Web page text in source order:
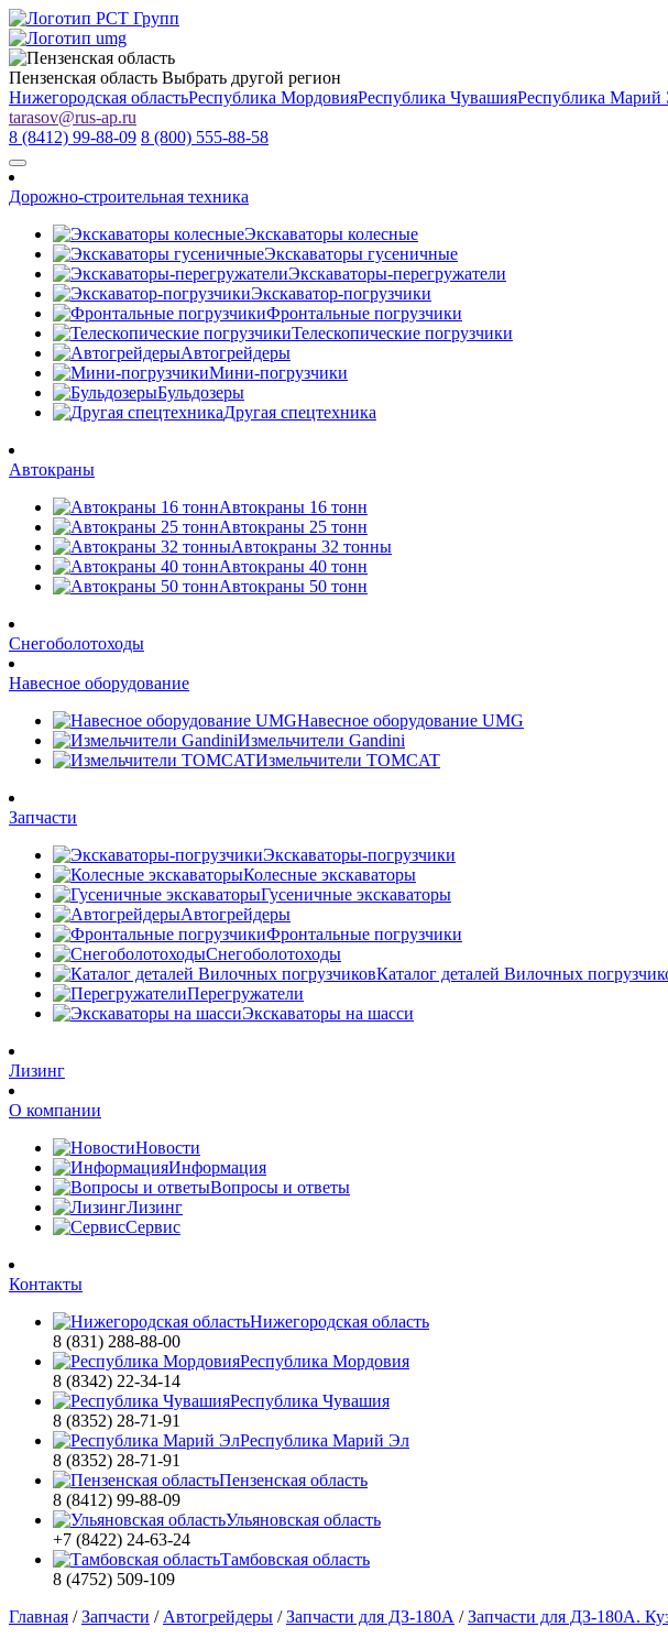
Пензенская область Выбрать другой регион
Нижегородская областьРеспублика МордовияРеспублика ЧувашияРеспублика Марий
tarasov@rus-ap.ru
8 (8412) 99-88-09 8 (800) 555-88-58
Дорожно-строительная техника
Экскаваторы колесные
Экскаваторы гусеничные
Экскаваторы-перегружатели
Экскаватор-погрузчики
Фронтальные погрузчики
Телескопические погрузчики
Автогрейдеры
Мини-погрузчики
Бульдозеры
Другая спецтехника
Автокраны
Автокраны 16 тонн
Автокраны 25 тонн
Автокраны 32 тонны
Автокраны 40 тонн
Автокраны 50 тонн
Снегоболотоходы
Навесное оборудование
Навесное оборудование UMG
Измельчители Gandini
Измельчители TOMCAT
Запчасти
Экскаваторы-погрузчики
Колесные экскаваторы
Гусеничные экскаваторы
Автогрейдеры
Фронтальные погрузчики
Снегоболотоходы
Каталог деталей Вилочных
Перегружатели
Экскаваторы на шасси
Лизинг
О компании
Новости
Информация
Вопросы и ответы
Лизинг
Сервис
Контакты
Нижегородская область
8 (831) 288-88-00
Республика Мордовия
8 (8342) 22-34-14
Республика Чувашия
8 (8352) 28-71-91
Республика Марий Эл
8 (8352) 28-71-91
Пензенская область
8 (8412) 99-88-09
Ульяновская область
+7 (8422) 24-63-24
Тамбовская область
8 (4752) 509-109
Главная /Запчасти / Автогрейдеры /Запчасти для ДЗ-180А /Запчасти для ДЗ-180А.